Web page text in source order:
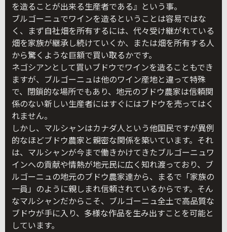
を造ることが出来る生産者である』という事。
ブルゴーニュでワインを造るということは容易ではな
く、まず自社畑を所有するには、代々受け継がれている
畑を家族が継承し続けていくか、または畑を所有する人
から驚くような巨額で買い取るかです。
ネゴシアンとして買いブドウでワインを造ることもでき
ますが、ブルゴーニュは他のワイン産地と違って特殊
で、閉鎖的な場所でもあり、地元のブドウ農家は信頼関
係のない新しい生産者にはすぐにはブドウを売ってはく
れません。
しかし、マルシャンはカナダ人という他国民ですが異例
的なほどブドウ農家と親密な関係を築いています。それ
は、マルシャンが今まで働きかけてきたブルゴーニュワ
インへの貢献や情熱が地元民に広く知れ渡っており、ブ
ルゴーニュの地元のブドウ農家達から、まるで「家族の
一員」のように親しまれ信頼されているからです。そん
なマルシャンだからこそ、ブルゴーニュ全土で高品質な
ブドウが手に入り、多様な作品を生み出すことを可能と
しています。